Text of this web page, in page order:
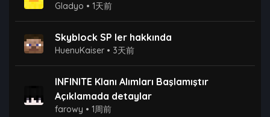
Gladyo • 1天前
Skyblock SP ler hakkında
HuenuKaiser • 3天前
INFINITE Klanı Alımları Başlamıştır
Açıklamada detaylar
farowy • 1周前